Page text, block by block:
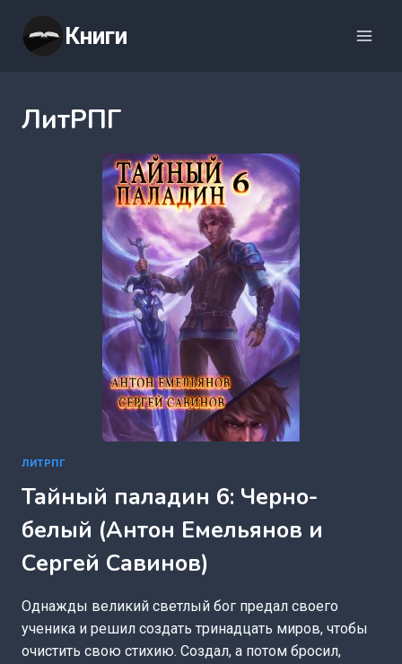
содержимому
Книги
ЛитРПГ
ЛИТРПГ
Тайный паладин 6: Черно-
белый (Антон Емельянов и
Сергей Савинов)
Однажды великий светлый бог предал своего
ученика и решил создать тринадцать миров, чтобы
очистить свою стихию. Создал, а потом бросил,